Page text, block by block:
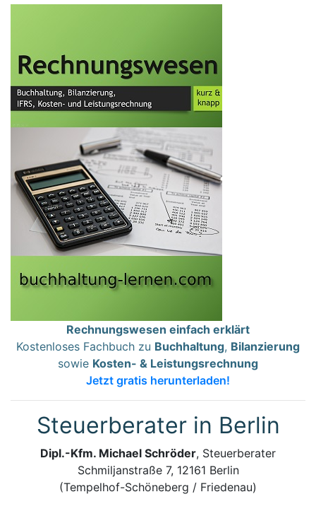
Rechnungswesen einfach erklärt
Kostenloses Fachbuch zu Buchhaltung, Bilanzierung
sowie Kosten- & Leistungsrechnung
Jetzt gratis herunterladen!
Steuerberater in Berlin
Dipl.-Kfm. Michael Schröder, Steuerberater
Schmiljanstraße 7, 12161 Berlin
(Tempelhof-Schöneberg / Friedenau)